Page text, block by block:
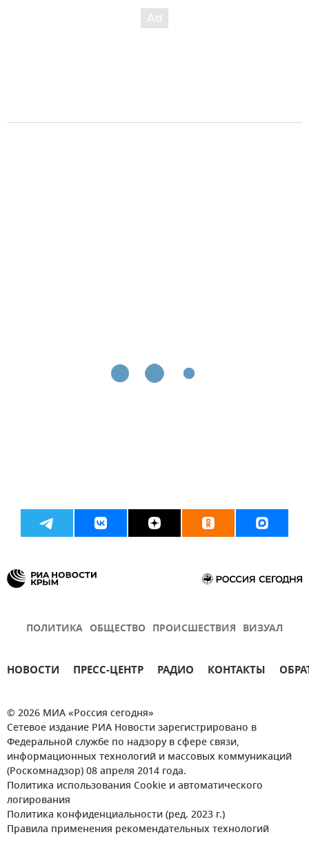
ПОЛИТИКА ОБЩЕСТВО ПРОИСШЕСТВИЯ ВИЗУАЛ
НОВОСТИ ПРЕСС-ЦЕНТР РАДИО КОНТАКТЫ
© 2026 МИА «Россия сегодня»
Сетевое издание РИА Новости зарегистрировано в
Федеральной службе по надзору в сфере связи,
информационных технологий и массовых коммуникаций
(Роскомнадзор) 08 апреля 2014 года.
Политика использования Cookie и автоматического
логирования
Политика конфиденциальности (ред. 2023 г.)
Правила применения рекомендательных технологий